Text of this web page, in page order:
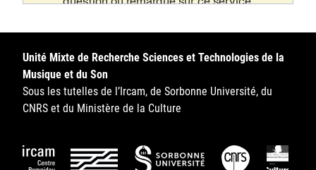
Unité Mixte de Recherche Sciences et Technologies de la
Musique et du Son
Sous les tutelles de l’Ircam, de Sorbonne Université, du
CNRS et du Ministère de la Culture